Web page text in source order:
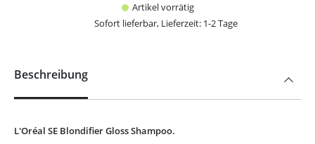
Artikel vorrätig
Sofort lieferbar, Lieferzeit: 1-2 Tage
Beschreibung
L'Oréal SE Blondifier Gloss Shampoo.